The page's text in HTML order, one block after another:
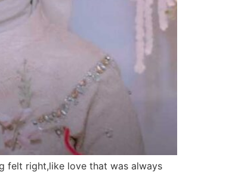
felt right,like love that was always